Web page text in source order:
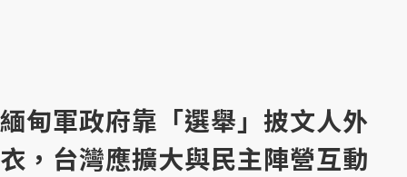
緬甸軍政府靠「選舉」披文人外
衣，台灣應擴大與民主陣營互動